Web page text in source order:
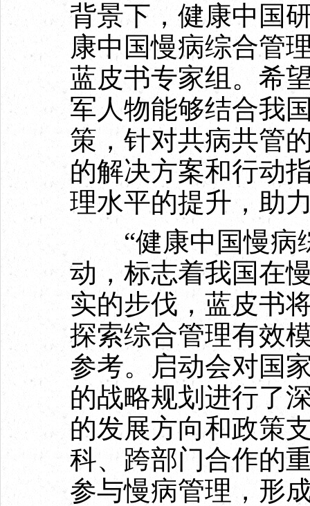
背景下，健康中国
康中国慢病综合管
蓝皮书专家组。希
军人物能够结合我
策，针对共病共管
的解决方案和行动
理水平的提升，助
“健康中国慢病
动，标志着我国在
实的步伐，蓝皮书
探索综合管理有效
参考。启动会对国
的战略规划进行了
的发展方向和政策
科、跨部门合作的
参与慢病管理，形